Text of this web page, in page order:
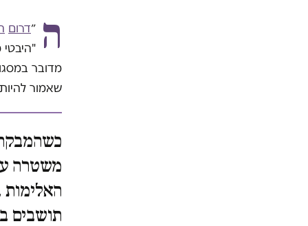
״ ה דרום
מדובר
שאמור
משטרה
תושבים